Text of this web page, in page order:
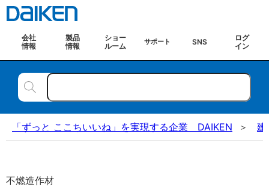
会社
情報
製品
情報
ショー
ルーム
サポート SNS
ログ
イン
「ずっと ここちいいね」を実現する企業 DAIKEN 建
不燃造作材